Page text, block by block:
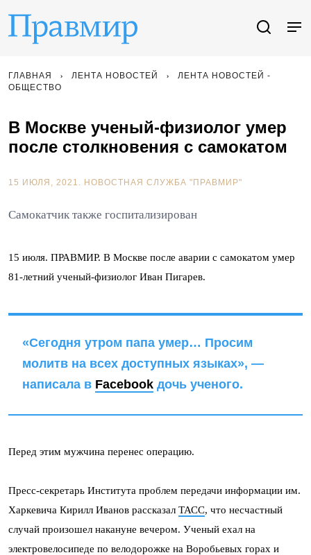
ГЛАВНАЯ ЛЕНТА НОВОСТЕЙ
ЛЕНТА НОВОСТЕЙ -
ОБЩЕСТВО
В Москве ученый-физиолог умер
после столкновения с самокатом
15 ИЮЛЯ, 2021. НОВОСТНАЯ СЛУЖБА "ПРАВМИР"
Самокатчик также госпитализирован
15 июля. ПРАВМИР. В Москве после аварии с самокатом умер
81-летний ученый-физиолог Иван Пигарев.
«Сегодня утром папа умер… Просим
молитв на всех доступных языках», —
написала в Facebook дочь ученого.
Перед этим мужчина перенес операцию.
Пресс-секретарь Института проблем передачи информации им.
Харкевича Кирилл Иванов рассказал ТАСС, что несчастный
случай произошел накануне вечером. Ученый ехал на
электровелосипеде по велодорожке на Воробьевых горах и